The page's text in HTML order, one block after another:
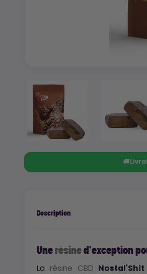
🚚
Description
Une résined'exception
La résine CBD Nostal'Shit